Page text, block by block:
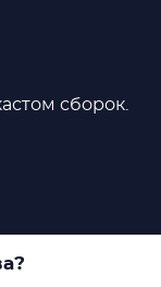
?
сборок.